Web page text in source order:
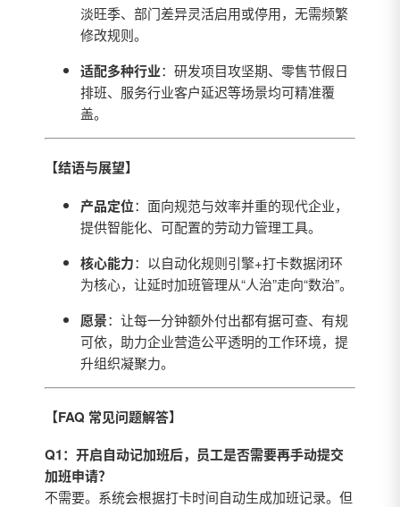
淡旺季、部门差异灵活启用或停用，无需频繁
修改规则。
适配多种行业：研发项目攻坚期、零售节假日
排班、服务行业客户延迟等场景均可精准覆
盖。
【结语与展望】
产品定位：面向规范与效率并重的现代企业，
提供智能化、可配置的劳动力管理工具。
核心能力：以自动化规则引擎+打卡数据闭环
为核心，让延时加班管理从“人治”走向“数治”。
愿景：让每一分钟额外付出都有据可查、有规
可依，助力企业营造公平透明的工作环境，提
升组织凝聚力。
【FAQ 常见问题解答】
Q1：开启自动记加班后，员工是否需要再手动提交
加班申请？
不需要。系统会根据打卡时间自动生成加班记录。但